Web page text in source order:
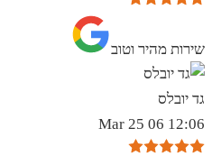
שירות מהיר וטוב
גד יובלס
12:06 06 Mar 25